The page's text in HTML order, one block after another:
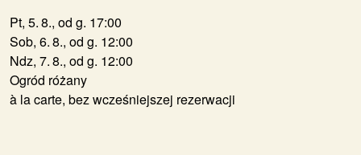
Pt, 5. 8., od g. 17:00
Sob, 6. 8., od g. 12:00
Ndz, 7. 8., od g. 12:00
Ogród różany
à la carte, bez wcześniejszej rezerwacji